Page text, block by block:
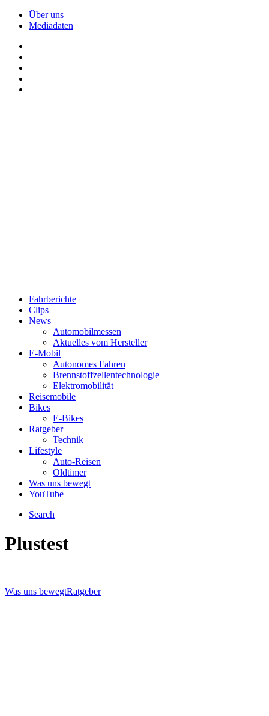
Über uns
Mediadaten
Fahrberichte
Clips
News
Automobilmessen
Aktuelles vom Hersteller
E-Mobil
Autonomes Fahren
Brennstoffzellentechnologie
Elektromobilität
Reisemobile
Bikes
E-Bikes
Ratgeber
Technik
Lifestyle
Auto-Reisen
Oldtimer
Was uns bewegt
YouTube
Search
Plustest
Was uns bewegtRatgeber